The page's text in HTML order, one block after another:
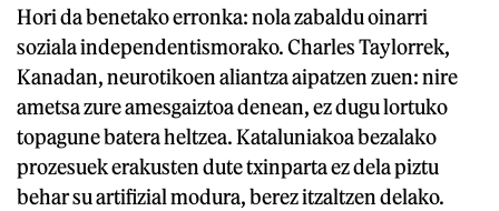
Hori da benetako erronka: nola zabaldu oinarri
soziala independentismorako. Charles Taylorrek,
Kanadan, neurotikoen aliantza aipatzen zuen: nire
ametsa zure amesgaiztoa denean, ez dugu lortuko
topagune batera heltzea. Kataluniakoa bezalako
prozesuek erakusten dute txinparta ez dela piztu
behar su artifizial modura, berez itzaltzen delako.